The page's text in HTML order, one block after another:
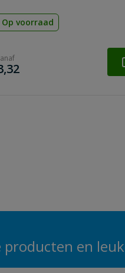
Op voorraad
en